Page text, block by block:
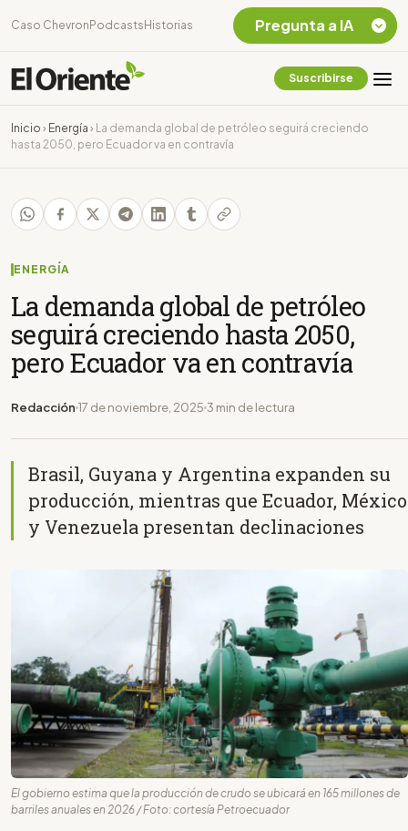
Caso Chevron Podcasts Historias
Suscribirse
Inicio › Energía ›
La demanda global de petróleo seguirá creciendo
hasta 2050, pero Ecuador va en contravía
ENERGÍA
La demanda global de petróleo
seguirá creciendo hasta 2050,
pero Ecuador va en contravía
Redacción 17 de noviembre, 2025 3 min de lectura
Brasil, Guyana y Argentina expanden su
producción, mientras que Ecuador, México
y Venezuela presentan declinaciones
El gobierno estima que la producción de crudo se ubicará en 165 millones de
barriles anuales en 2026 / Foto: cortesía Petroecuador
Pregunta a IA
Chevron Ecuador